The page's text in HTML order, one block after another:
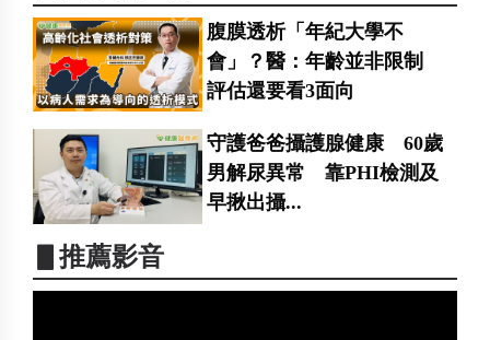
腹膜透析「年紀大學不
會」？醫：年齡並非限制
評估還要看3面向
守護爸爸攝護腺健康 60歲
男解尿異常 靠PHI檢測及
早揪出攝...
▋推薦影音